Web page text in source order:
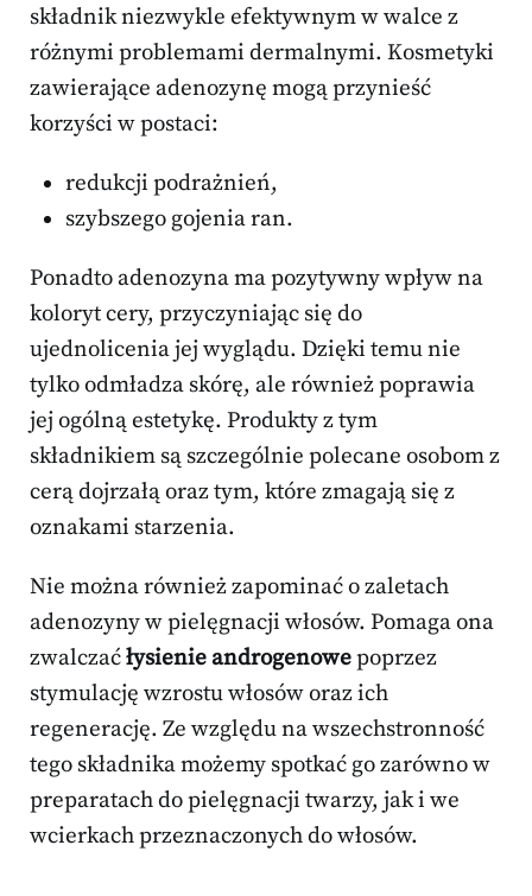
składnik niezwykle efektywnym w walce z
różnymi problemami dermalnymi. Kosmetyki
zawierające adenozynę mogą przynieść
korzyści w postaci:
redukcji podrażnień,
szybszego gojenia ran.
Ponadto adenozyna ma pozytywny wpływ na
koloryt cery, przyczyniając się do
ujednolicenia jej wyglądu. Dzięki temu nie
tylko odmładza skórę, ale również poprawia
jej ogólną estetykę. Produkty z tym
składnikiem są szczególnie polecane osobom z
cerą dojrzałą oraz tym, które zmagają się z
oznakami starzenia.
Nie można również zapominać o zaletach
adenozyny w pielęgnacji włosów. Pomaga ona
zwalczaćłysienie androgenowepoprzez
stymulację wzrostu włosów oraz ich
regenerację. Ze względu na wszechstronność
tego składnika możemy spotkać go zarówno w
preparatach do pielęgnacji twarzy, jak i we
wcierkach przeznaczonych do włosów.